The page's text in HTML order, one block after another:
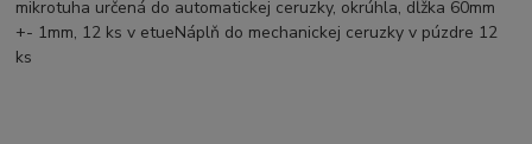
mikrotuha určená do automatickej ceruzky, okrúhla, dĺžka 60mm
+- 1mm, 12 ks v etueNáplň do mechanickej ceruzky v púzdre 12
ks